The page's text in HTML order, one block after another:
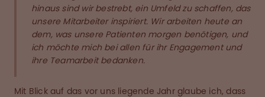
hinaus sind wir bestrebt, ein Umfeld zu schaffen, das
unsere Mitarbeiter inspiriert. Wir arbeiten heute an
dem, was unsere Patienten morgen benötigen, und
ich möchte mich bei allen für ihr Engagement und
ihre Teamarbeit bedanken.
Mit Blick auf das vor uns liegende Jahr glaube ich, dass